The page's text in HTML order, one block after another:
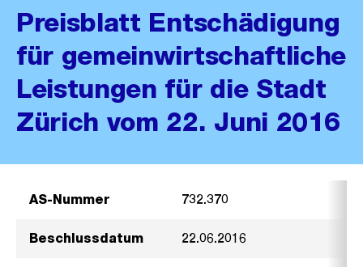
Preisblatt Entschädigung
für gemeinwirtschaftliche
Leistungen für die Stadt
Zürich vom 22. Juni 2016
AS-Nummer 732.370
Beschlussdatum 22.06.2016